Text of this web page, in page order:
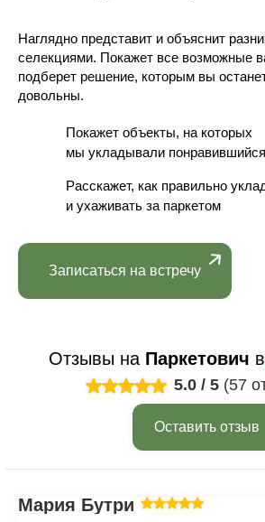
Наглядно представит и объяснит
селекциями. Покажет все возможные
подберет решение, которым вы
довольны.
Покажет объекты, на которых
мы укладывали
Расскажет, как правильно
и ухаживать за паркетом
Записаться на встречу
Отзывы на Паркетович в
5.0 / 5 (57
Оставить отзыв
Мария Бутрим